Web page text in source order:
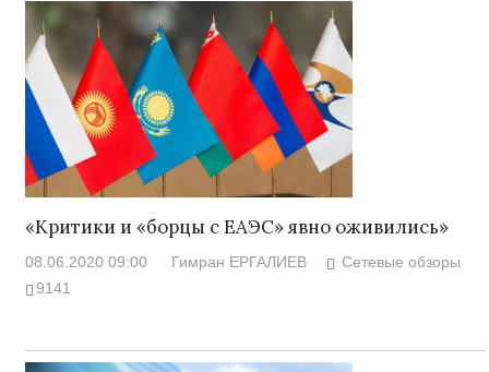
«Критики и «борцы с ЕАЭС» явно оживились»
08.06.2020 09:00 Гимран ЕРГАЛИЕВ
Сетевые обзоры
9141